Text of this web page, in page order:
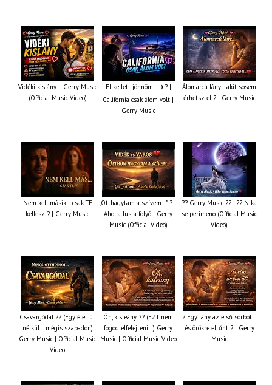
Vidéki kislány – Gerry Music
(Official Music Video)
El kellett jönnöm… ✈️? |
California csak álom volt |
Gerry Music
Álomarcú lány… akit sosem
érhetsz el ? | Gerry Music
Nem kell másik… csak TE
kellesz ? | Gerry Music
„Otthagytam a szívem…” ? –
Ahol a lusta folyó | Gerry
Music (Official Video)
?? Gerry Music ?? - ?? Nika
se perimeno (Official Music
Video)
Csavargódal ?? (Egy élet út
nélkül… mégis szabadon)
Gerry Music | Official Music
Video
Óh, kisleány ?? (EZT nem
fogod elfelejteni…) Gerry
Music | Official Music Video
? Egy lány az első sorból…
és örökre eltűnt ? | Gerry
Music